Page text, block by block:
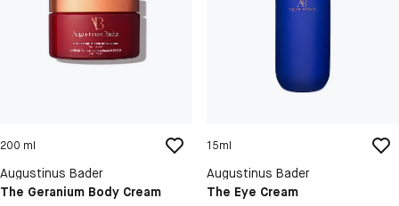
200 ml
Augustinus Bader
The Geranium Body Cream
15ml
Augustinus Bader
The Eye Cream